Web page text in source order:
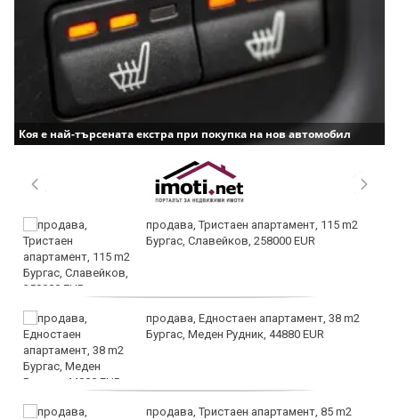
Коя е най-търсената екстра при покупка на нов автомобил
продава, Тристаен апартамент, 115 m2
Бургас, Славейков, 258000 EUR
продава, Едностаен апартамент, 38 m2
Бургас, Меден Рудник, 44880 EUR
продава, Тристаен апартамент, 85 m2